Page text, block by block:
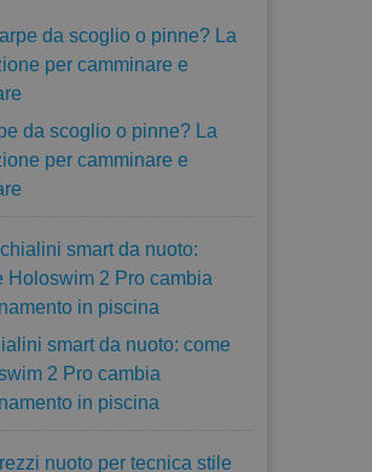
da scoglio o pinne? La
per camminare e
smart da nuoto: come
2 Pro cambia
in piscina